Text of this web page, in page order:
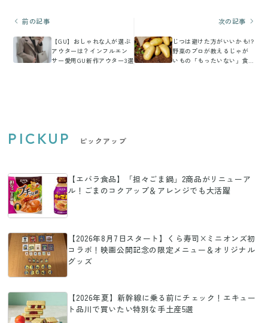
前の記事
【GU】おしゃれな人が選ぶ
アウターは？インフルエン
サー愛用GU新作アウター3選
次の記事
じつは避けた方がいいかも!?
野菜のプロが教えるじゃが
いもの「もったいない」食
PICKUP ピックアップ
【エバラ食品】「担々ごま鍋」2商品がリニューア
ル！ごまのコクアップ＆アレンジでも大活躍
【2026年8月7日スタート】くら寿司×ミニオンズ初
コラボ！映画公開記念の限定メニュー＆オリジナル
グッズ
【2026年夏】新幹線に乗る前にチェック！エキュー
ト品川で買いたい特別な手土産5選